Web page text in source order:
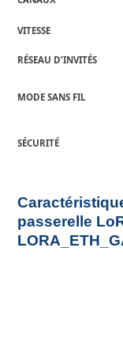
VITESSE
RÉSEAU D’INVITÉS
MODE SANS FIL
SÉCURITÉ
passerelle